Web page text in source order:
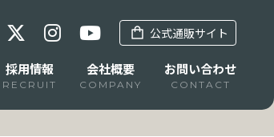
公式通販サイト
採用情報
RECRUIT
会社概要
COMPANY
お問い合わせ
CONTACT